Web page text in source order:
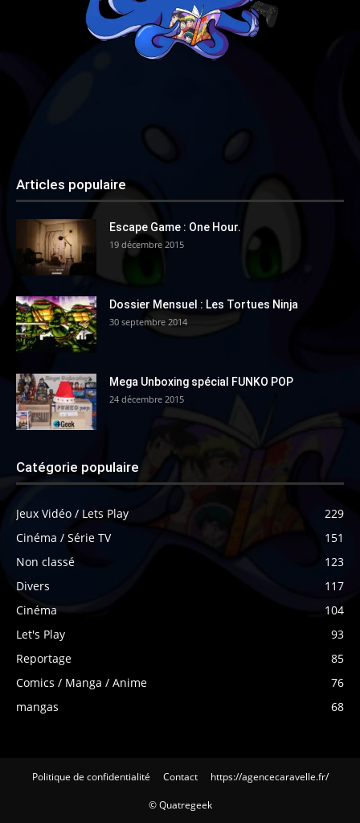
Articles populaire
Escape Game : One Hour.
19 décembre 2015
Dossier Mensuel : Les Tortues Ninja
30 septembre 2014
Mega Unboxing spécial FUNKO POP
24 décembre 2015
Catégorie populaire
Jeux Vidéo / Lets Play
229
Cinéma / Série TV
151
Non classé
123
Divers
117
Cinéma
104
Let's Play
93
Reportage
85
Comics / Manga / Anime
76
mangas
68
Politique de confidentialité Contact https://agencecaravelle.fr/
© Quatregeek